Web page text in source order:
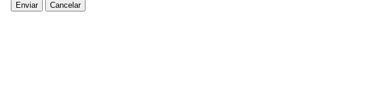
Enviar Cancelar